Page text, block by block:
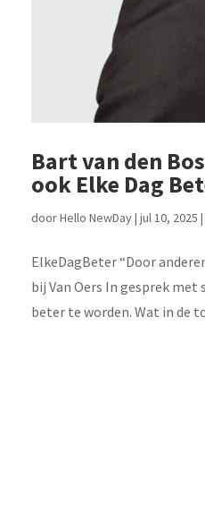
Bart van den
ook Elke Dag
doorHello NewDay|jul 10, 2025
ElkeDagBeter “Door
bij Van Oers In gesprek
beter te worden. Wat in de